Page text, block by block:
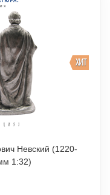
ХИТ
Невский (1220-
1:32)